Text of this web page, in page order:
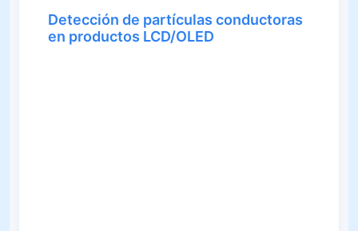
Detección de partículas conductoras
en productos LCD/OLED